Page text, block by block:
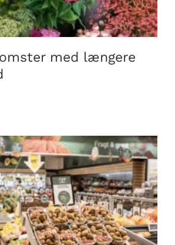
med længere
allerede på frugt og grøntlageret –
billig og enkel løsning